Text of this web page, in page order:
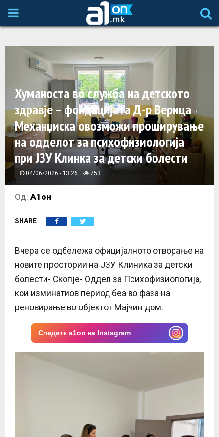
P
M
A
R
Y
M
E
N
U
Хуманоста во служба на детското
здравје – фондацијата Д-р Верица
Механџиска овозможи проширување
на одделот за психофизиологија
при ЈЗУ Клинка за детски болести
04/06/2026 - 13:26 753
Од:А1он
SHARE
Вчера се одбележа официјалното отворање на
новите простории на ЈЗУ Клиника за детски
болести- Скопје- Оддел за Психофизиологија,
кои изминатиов период беа во фаза на
реновирање во објектот Мајчин дом.
Следете a1on на Instagram